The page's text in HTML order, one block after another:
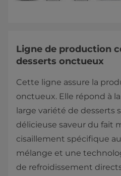
Ligne de production
desserts onctueux
Cette ligne assure la
onctueux. Elle répond à
large variété de desserts
délicieuse saveur du fait
cisaillement spécifique
mélange et une
de refroidissement